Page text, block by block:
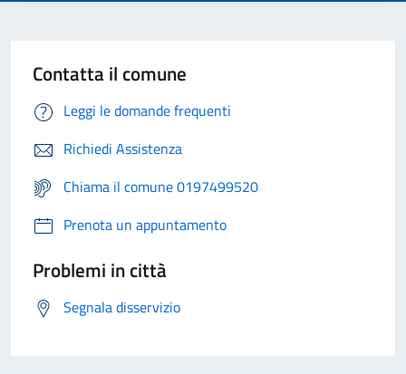
Contatta il comune
Leggi le domande frequenti
Richiedi Assistenza
Chiama il comune 0197499520
Prenota un appuntamento
Problemi in città
Segnala disservizio